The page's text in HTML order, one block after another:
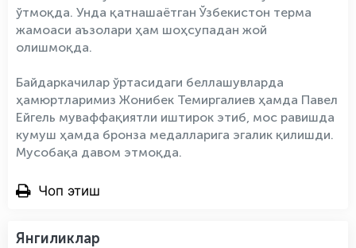
ўтмоқда. Унда қатнашаётган Ўзбекистон терма
жамоаси аъзолари ҳам шоҳсупадан жой
олишмоқда.
Байдаркачилар ўртасидаги беллашувларда
ҳамюртларимиз Жонибек Темиргалиев ҳамда Павел
Ейгель муваффақиятли иштирок этиб, мос равишда
кумуш ҳамда бронза медалларига эгалик қилишди.
Мусобақа давом этмоқда.
Чоп этиш
Янгиликлар